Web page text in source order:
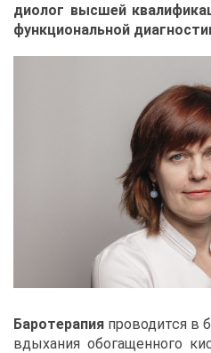
дио­лог выс­шей
функ­ци­о­наль­ной
Ба­ро­те­ра­пия про­во­дит­ся в
вды­ха­ния обо­га­щен­но­го